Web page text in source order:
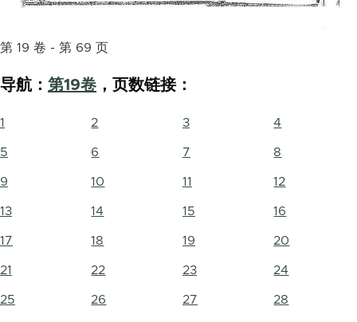
第 19 卷 - 第 69 页
导航： 第19卷 ，页数链接：
1 2 3 4
5 6 7 8
9 10 11 12
13 14 15 16
17 18 19 20
21 22 23 24
25 26 27 28